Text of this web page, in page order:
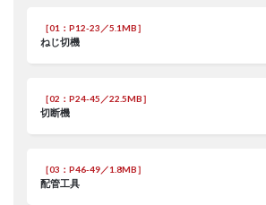
［01：P12-23／5.1MB］
ねじ切機
［02：P24-45／22.5MB］
切断機
［03：P46-49／1.8MB］
配管工具